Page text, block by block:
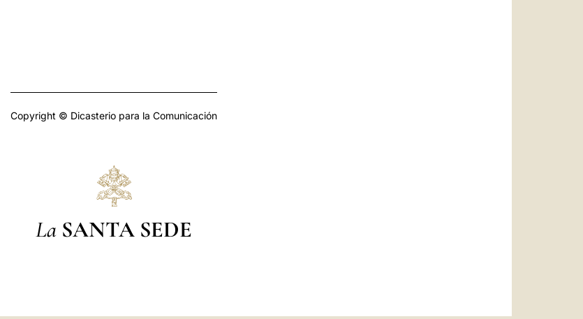
Copyright © Dicasterio para la Comunicación
La SANTA SEDE